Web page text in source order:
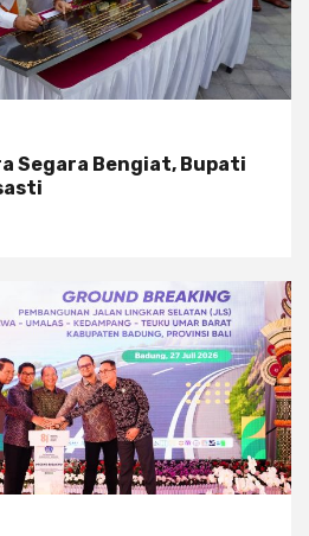
Segara Bengiat, Bupati